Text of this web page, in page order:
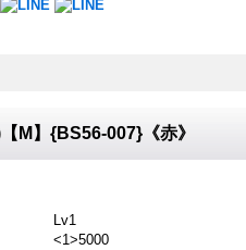
M】{BS56-007}《赤》
Lv1
<1>5000